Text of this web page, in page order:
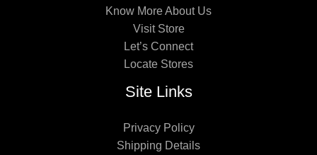
Know More About Us
Visit Store
Let’s Connect
Locate Stores
Site Links
Privacy Policy
Shipping Details